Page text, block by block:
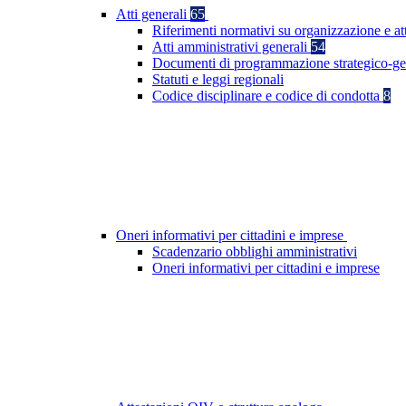
Atti generali 65
Riferimenti normativi su organizzazione e
Atti amministrativi generali 54
Documenti di programmazione strategico-
Statuti e leggi regionali
Codice disciplinare e codice di condotta 8
Oneri informativi per cittadini e imprese
Scadenzario obblighi amministrativi
Oneri informativi per cittadini e imprese